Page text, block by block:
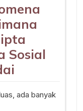
Sosial
ada banyak